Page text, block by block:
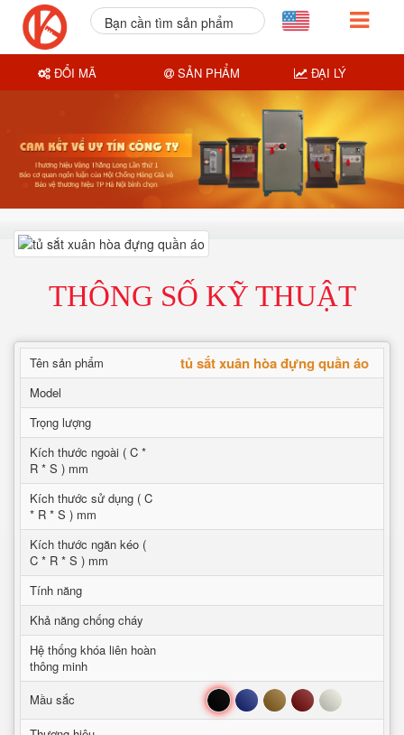
THÔNG SỐ KỸ THUẬT
Tên sản phẩm tủ sắt xuân hòa đựng quần áo
Model
Trọng lượng
Kích thước ngoài ( C *
R * S ) mm
Kích thước sử dụng ( C
* R * S ) mm
Kích thước ngăn kéo (
C * R * S ) mm
Tính năng
Khả năng chống cháy
Hệ thống khóa liên hoàn
thông minh
Mầu sắc
Đen Xanh Nâu Đỏ Trắng
Bạn cần tìm sản phẩm
ĐỔI MÃ SẢN PHẨM ĐẠI LÝ